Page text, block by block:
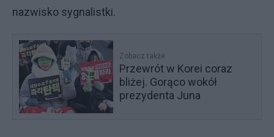
nazwisko sygnalistki.
Zobacz także
Przewrót w Korei coraz
bliżej. Gorąco wokół
prezydenta Juna